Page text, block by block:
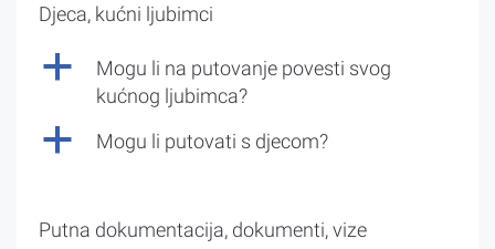
Djeca, kućni ljubimci
a
Mogu li na putovanje povesti svog
kućnog ljubimca?
a Mogu li putovati s djecom?
Putna dokumentacija, dokumenti, vize